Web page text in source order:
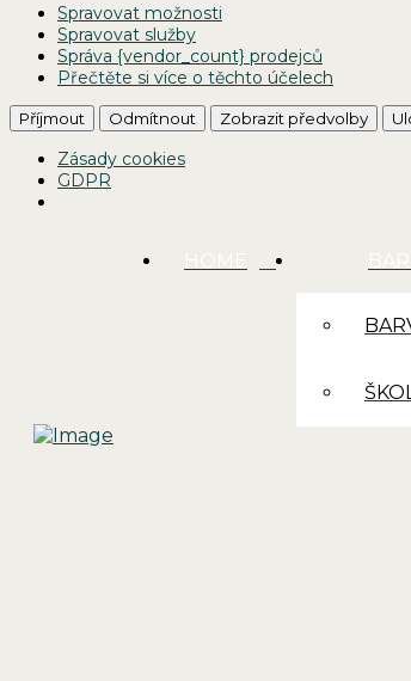
Spravovat možnosti
Spravovat služby
Správa {vendor_count} prodejců
Přečtěte si více o těchto účelech
Příjmout Odmítnout Zobrazit předvolby
Zásady cookies
GDPR